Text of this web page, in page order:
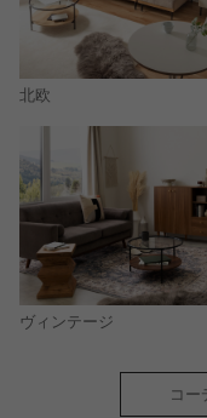
北欧
ヴィンテージ
コー